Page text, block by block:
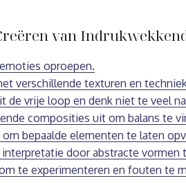
van
oproepen.
verschillende texturen en
de vrije loop en denk niet te veel
composities uit om balans te
bepaalde elementen te laten
door abstracte vormen
te experimenteren en fouten te